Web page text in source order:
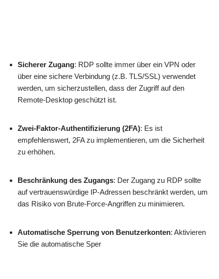
Sicherer Zugang: RDP sollte immer über ein VPN oder
über eine sichere Verbindung (z.B. TLS/SSL) verwendet
werden, um sicherzustellen, dass der Zugriff auf den
Remote-Desktop geschützt ist.
Zwei-Faktor-Authentifizierung (2FA): Es ist
empfehlenswert, 2FA zu implementieren, um die Sicherheit
zu erhöhen.
Beschränkung des Zugangs: Der Zugang zu RDP sollte
auf vertrauenswürdige IP-Adressen beschränkt werden, um
das Risiko von Brute-Force-Angriffen zu minimieren.
Automatische Sperrung von Benutzerkonten: Aktivieren
Sie die automatische Sper